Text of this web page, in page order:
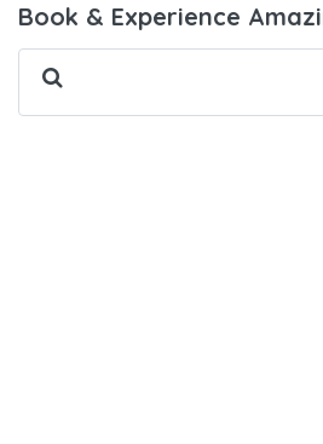
Book & Experience